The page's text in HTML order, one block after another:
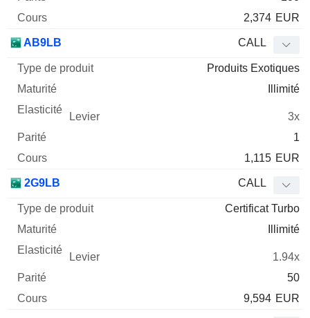
2,374 EUR
AB9LB CALL
Produits Exotiques
Illimité
3x
1
1,115 EUR
2G9LB CALL
Certificat Turbo
Illimité
1.94x
50
9,594 EUR